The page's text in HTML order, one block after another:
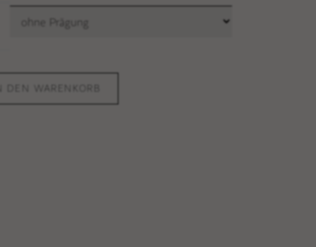
DEN WARENKORB